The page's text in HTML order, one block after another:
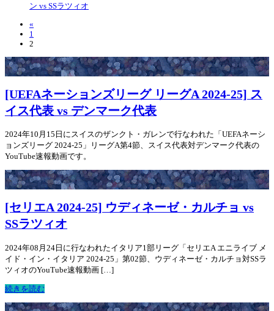
ン vs SSラツィオ
«
1
2
[UEFAネーションズリーグ リーグA 2024-25] ス
イス代表 vs デンマーク代表
2024年10月15日にスイスのザンクト・ガレンで行なわれた「UEFAネーシ
ョンズリーグ 2024-25」リーグA第4節、スイス代表対デンマーク代表の
YouTube速報動画です。
[セリエA 2024-25] ウディネーゼ・カルチョ vs
SSラツィオ
2024年08月24日に行なわれたイタリア1部リーグ「セリエA エニライブ メ
イド・イン・イタリア 2024-25」第02節、ウディネーゼ・カルチョ対SSラ
ツィオのYouTube速報動画 […]
続きを読む